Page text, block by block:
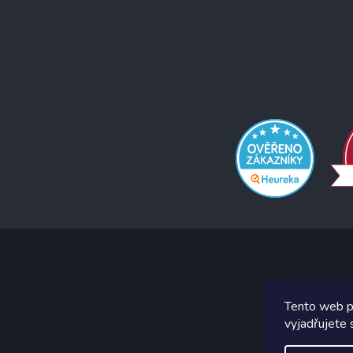
Tento web
vyjadřujete